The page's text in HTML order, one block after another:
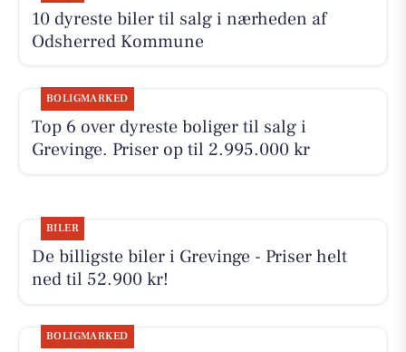
10 dyreste biler til salg i nærheden af
Odsherred Kommune
BOLIGMARKED
Top 6 over dyreste boliger til salg i
Grevinge. Priser op til 2.995.000 kr
BILER
De billigste biler i Grevinge - Priser helt
ned til 52.900 kr!
BOLIGMARKED